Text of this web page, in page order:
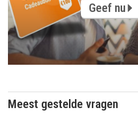
Geef nu
Meest gestelde vragen